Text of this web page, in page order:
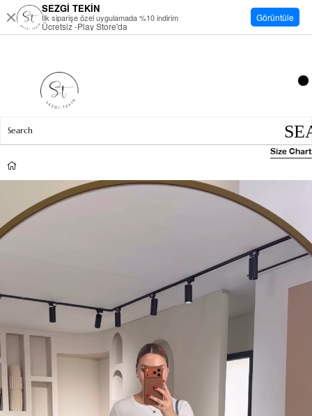
Size Chart
SEZGİ TEKİN
İlk siparişe özel uygulamada %10 indirim
Ücretsiz -Play Store'da
Görüntüle